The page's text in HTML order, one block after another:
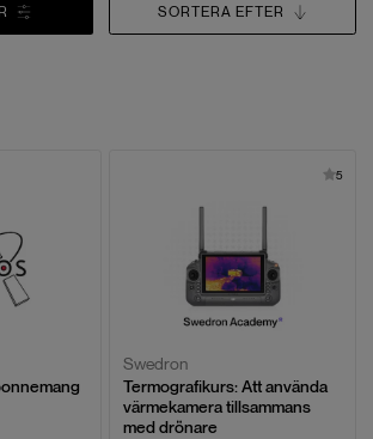
SORTERA EFTER
5
Swedron
Termografikurs: Att använda
värmekamera tillsammans
med drönare